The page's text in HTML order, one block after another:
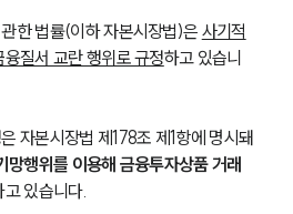
한 법률(이하 자본시장법)은 사기적
질서 교란 행위로 규정하고 있습니
자본시장법 제178조 제1항에 명시돼
망행위를 이용해 금융투자상품 거래
고 있습니다.